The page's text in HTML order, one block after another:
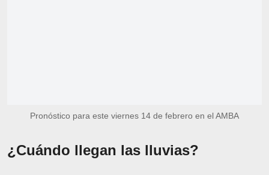
Pronóstico para este viernes 14 de febrero en el AMBA
¿Cuándo llegan las lluvias?